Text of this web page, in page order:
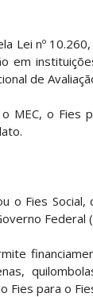
Lei nº
em
de
MEC, o Fies
o Fies
Fies para o